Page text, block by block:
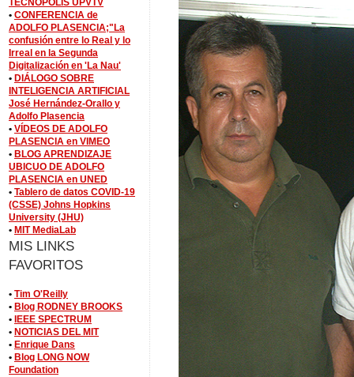
TECNOPOLIS UPVTV
• CONFERENCIA de
ADOLFO PLASENCIA;"La
confusión entre lo Real y lo
Irreal en la Segunda
Digitalización en 'La Nau'
• DIÁLOGO SOBRE
INTELIGENCIA ARTIFICIAL
José Hernández-Orallo y
Adolfo Plasencia
• VÍDEOS DE ADOLFO
PLASENCIA en VIMEO
• BLOG APRENDIZAJE
UBICUO DE ADOLFO
PLASENCIA en UNED
• Tablero de datos COVID-19
(CSSE) Johns Hopkins
University (JHU)
• MIT MediaLab
MIS LINKS
FAVORITOS
• Tim O'Reilly
• Blog RODNEY BROOKS
• IEEE SPECTRUM
• NOTICIAS DEL MIT
• Enrique Dans
• Blog LONG NOW
Foundation